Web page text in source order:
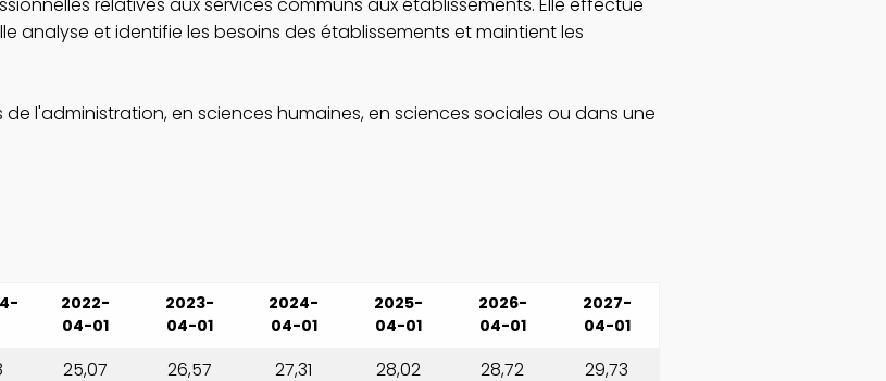
relatives aux services communs aux établissements. Elle effectue
analyse et identifie les besoins des établissements et maintient les
l'administration, en sciences humaines, en sciences sociales ou dans une
2022-
04-01
2023-
04-01
2024-
04-01
2025-
04-01
2026-
04-01
2027-
04-01
25,07 26,57 27,31 28,02 28,72
29,73